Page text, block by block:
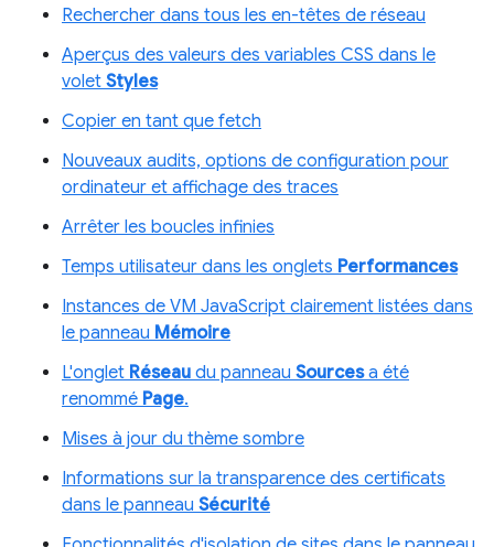
Rechercher dans tous les en-têtes de réseau
Aperçus des valeurs des variables CSS dans le
volet Styles
Copier en tant que fetch
Nouveaux audits, options de configuration pour
ordinateur et affichage des traces
Arrêter les boucles infinies
Temps utilisateur dans les onglets Performances
Instances de VM JavaScript clairement listées dans
le panneau Mémoire
L'onglet Réseau du panneau Sourcesa été
renommé Page.
Mises à jour du thème sombre
Informations sur la transparence des certificats
dans le panneau Sécurité